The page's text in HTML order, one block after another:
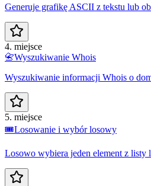
Generuje grafikę ASCII z tekstu lub
4. miejsce
📇Wyszukiwanie Whois
Wyszukiwanie informacji Whois o
5. miejsce
🎟️Losowanie i wybór losowy
Losowo wybiera jeden element z listy